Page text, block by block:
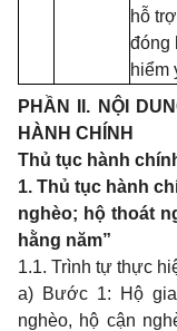
hỗ trợ
đóng
hiểm
PHẦN II. NỘI
HÀNH CHÍNH
Thủ tục hành
1. Thủ tục hành
nghèo; hộ thoát
hằng năm”
1.1. Trình tự thực
a) Bước 1: Hộ
nghèo, hộ cận